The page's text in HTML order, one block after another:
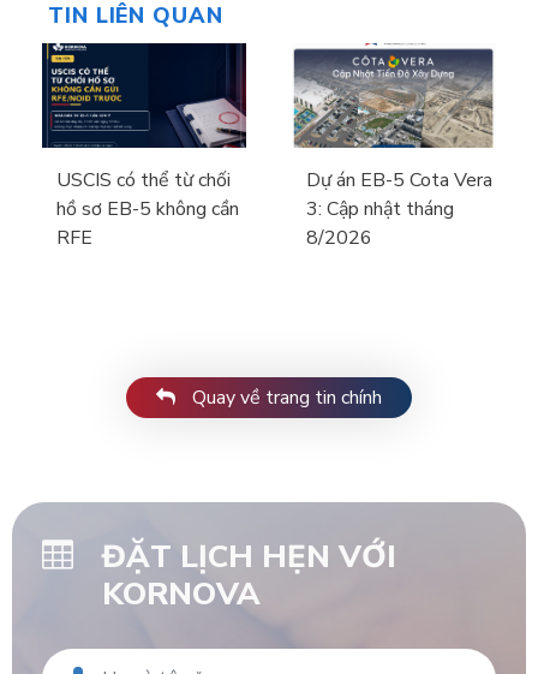
TIN LIÊN QUAN
USCIS có thể từ chối
hồ sơ EB-5 không cần
RFE
Dự án EB-5 Cota Vera
3: Cập nhật tháng
8/2026
Quay về trang tin chính
ĐẶT LỊCH HẸN VỚI
KORNOVA